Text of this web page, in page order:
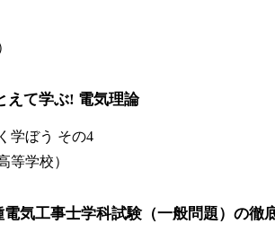
えて学ぶ! 電気理論
学ぼう その4
等学校）
気工事士学科試験（一般問題）の徹